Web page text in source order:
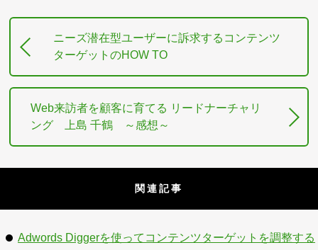
ニーズ潜在型ユーザーに訴求するコンテンツ
ターゲットのHOW TO
Web来訪者を顧客に育てる リードナーチャリ
ング 上島 千鶴 ～感想～
関連記事
Adwords Diggerを使ってコンテンツターゲットを調整する